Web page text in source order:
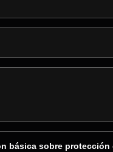
básica sobre protección